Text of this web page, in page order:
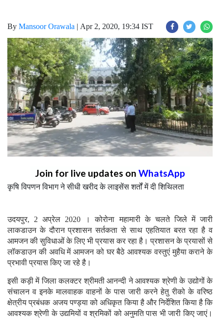
By Mansoor Orawala | Apr 2, 2020, 19:34 IST
Join for live updates on WhatsApp
कृषि विपणन विभाग ने सीधी खरीद के लाइसेंस शर्तों में दी शिथिलता
उदयपुर, 2 अप्रेल 2020 । कोरोना महामारी के चलते जिले में जारी
लाकडाउन के दौरान प्रशासन सर्तकता से साथ एहतियात बरत रहा है व
आमजन की सुविधाओं के लिए भी प्रयास कर रहा है। प्रशासन के प्रयासों से
लॉकडाउन की अवधि में आमजन को घर बैठे आवश्यक वस्तुएं मुहैया कराने के
प्रभावी प्रयास किए जा रहे है।
इसी कड़ी में जिला कलक्टर श्रीमती आनन्दी ने आवश्यक श्रेणी के उद्योगों के
संचालन व इनके मालवाहक वाहनों के पास जारी करने हेतु रीको के वरिष्ठ
क्षेत्रीय प्रबंधक अजय पण्ड्या को अधिकृत किया है और निर्देशित किया है कि
आवश्यक श्रेणी के उद्यमियों व श्रमिकों को अनुमति पास भी जारी किए जाएं।